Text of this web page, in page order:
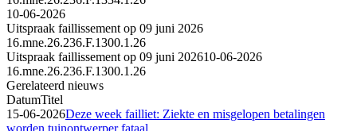
10-06-2026
Uitspraak faillissement op 09 juni 2026
16.mne.26.236.F.1300.1.26
Uitspraak faillissement op 09 juni 202610-06-2026
16.mne.26.236.F.1300.1.26
Gerelateerd nieuws
DatumTitel
15-06-2026Deze week failliet: Ziekte en misgelopen betalingen
worden tuinontwerper fataal